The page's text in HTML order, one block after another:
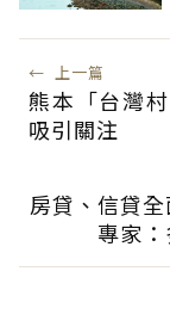
← 上一篇
熊本「台灣
吸引關注
房貸、信貸
專家